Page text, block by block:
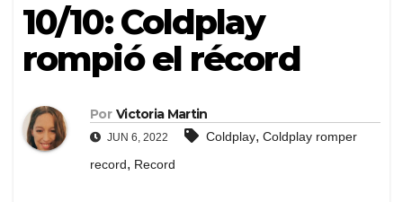
10/10: Coldplay
rompió el récord
Por Victoria Martin
JUN 6, 2022 Coldplay, Coldplay romper
record, Record